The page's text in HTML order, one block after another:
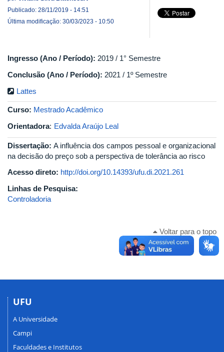
Publicado: 28/11/2019 - 14:51
Última modificação: 30/03/2023 - 10:50
Ingresso (Ano / Período): 2019 / 1° Semestre
Conclusão (Ano / Período): 2021 / 1º Semestre
Lattes
Curso: Mestrado Acadêmico
Orientadora: Edvalda Araújo Leal
Dissertação: A influência dos campos pessoal e organizacional
na decisão do preço sob a perspectiva de tolerância ao risco
Acesso direto: http://doi.org/10.14393/ufu.di.2021.261
Linhas de Pesquisa:
Controladoria
Voltar para o topo
UFU
A Universidade
Campi
Faculdades e Institutos